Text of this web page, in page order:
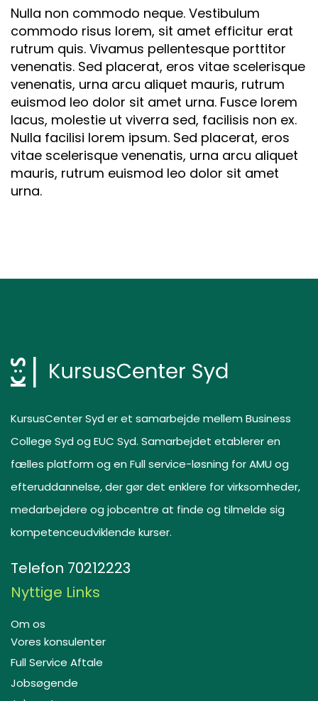
Nulla non commodo neque. Vestibulum
commodo risus lorem, sit amet efficitur erat
rutrum quis. Vivamus pellentesque porttitor
venenatis. Sed placerat, eros vitae scelerisque
venenatis, urna arcu aliquet mauris, rutrum
euismod leo dolor sit amet urna. Fusce lorem
lacus, molestie ut viverra sed, facilisis non ex.
Nulla facilisi lorem ipsum. Sed placerat, eros
vitae scelerisque venenatis, urna arcu aliquet
mauris, rutrum euismod leo dolor sit amet
urna.
KursusCenter Syd er et samarbejde mellem Business
College Syd og EUC Syd. Samarbejdet etablerer en
fælles platform og en Full service-løsning for AMU og
efteruddannelse, der gør det enklere for virksomheder,
medarbejdere og jobcentre at finde og tilmelde sig
kompetenceudviklende kurser.
Telefon 70212223
Nyttige Links
Om os
Vores konsulenter
Full Service Aftale
Jobsøgende